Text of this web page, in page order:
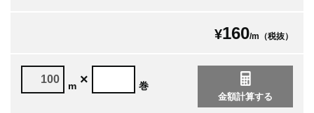
¥160/m（税抜）
m × 巻